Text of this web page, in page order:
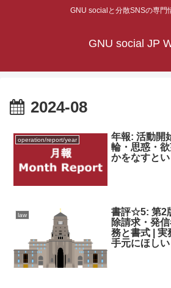
GNU socialと分散SNSの専門
GNU social JP
2024-08
operation/report/year
年報: 活動開
輪・思惑・
かをなすと
law
書評☆5: 第2
除請求・発
務と書式 | 実
手元にほしい